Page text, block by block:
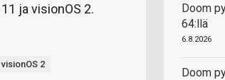
ja visionOS 2.
visionOS 2
Doom
64:llä
6.8.2026
Doom